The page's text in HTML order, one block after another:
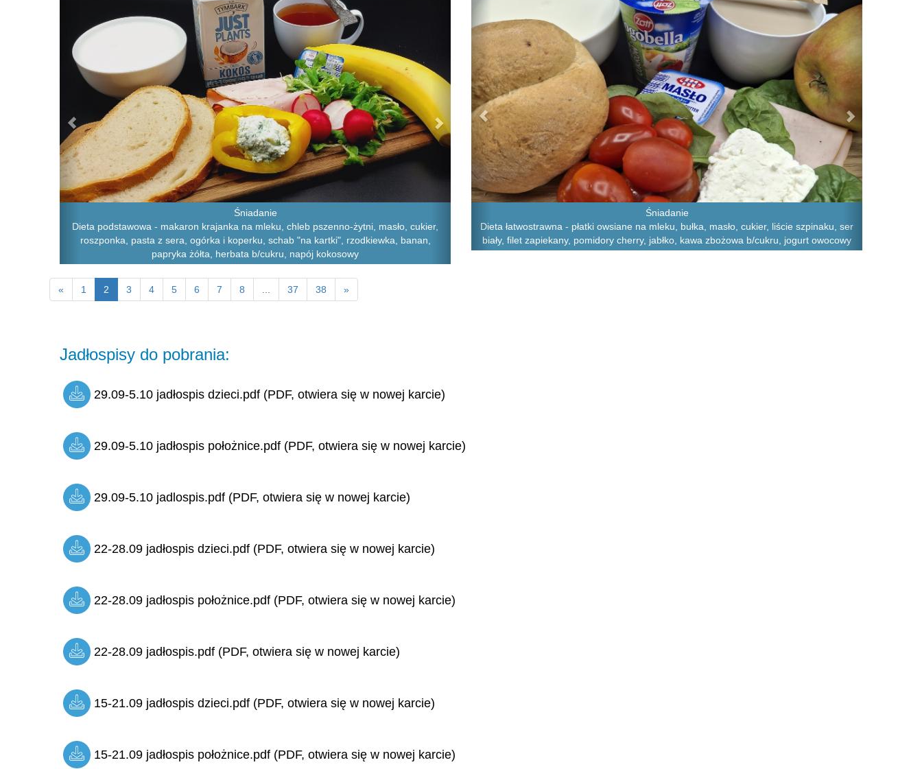
Śniadanie
Dieta podstawowa - makaron krajanka na mleku, chleb pszenno-żytni, masło, cukier,
roszponka, pasta z sera, ogórka i koperku, schab "na kartki", rzodkiewka, banan,
papryka żółta, herbata b/cukru, napój kokosowy
Śniadanie
Dieta łatwostrawna - płatki owsiane na mleku, bułka, masło, cukier, liście szpinaku, ser
biały, filet zapiekany, pomidory cherry, jabłko, kawa zbożowa b/cukru, jogurt owocowy
« 1 2 3 4 5 6 7 8 37 38 »
Jadłospisy do pobrania:
29.09-5.10 jadłospis dzieci.pdf (PDF, otwiera się w nowej karcie)
29.09-5.10 jadłospis położnice.pdf (PDF, otwiera się w nowej karcie)
29.09-5.10 jadlospis.pdf (PDF, otwiera się w nowej karcie)
22-28.09 jadłospis dzieci.pdf (PDF, otwiera się w nowej karcie)
22-28.09 jadłospis położnice.pdf (PDF, otwiera się w nowej karcie)
22-28.09 jadłospis.pdf (PDF, otwiera się w nowej karcie)
15-21.09 jadłospis dzieci.pdf (PDF, otwiera się w nowej karcie)
15-21.09 jadłospis położnice.pdf (PDF, otwiera się w nowej karcie)